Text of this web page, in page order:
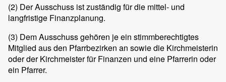
(2) Der Ausschuss ist zuständig für die mittel- und
langfristige Finanzplanung.
(3) Dem Ausschuss gehören je ein stimmberechtigtes
Mitglied aus den Pfarrbezirken an sowie die Kirchmeisterin
oder der Kirchmeister für Finanzen und eine Pfarrerin oder
ein Pfarrer.